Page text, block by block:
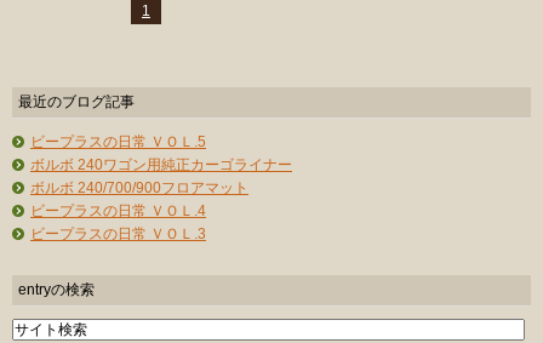
1
最近のブログ記事
ビープラスの日常 ＶＯＬ.5
ボルボ 240ワゴン用純正カーゴライナー
ボルボ 240/700/900フロアマット
ビープラスの日常 ＶＯＬ.4
ビープラスの日常 ＶＯＬ.3
entryの検索